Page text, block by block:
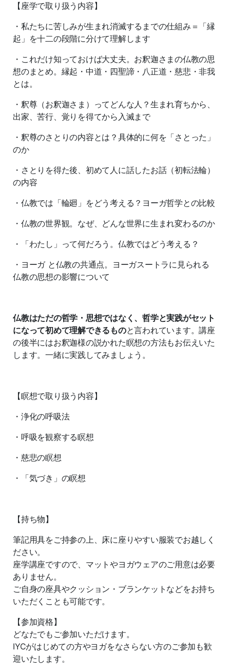
【座学で取り扱う内容】
・私たちに苦しみが生まれ消滅するまでの仕組み＝「縁
起」を十二の段階に分けて理解します
・これだけ知っておけば大丈夫。お釈迦さまの仏教の思
想のまとめ。縁起・中道・四聖諦・八正道・慈悲・非我
とは。
・釈尊（お釈迦さま）ってどんな人？生まれ育ちから、
出家、苦行、覚りを得てから入滅まで
・釈尊のさとりの内容とは？具体的に何を「さとった」
のか
・さとりを得た後、初めて人に話したお話（初転法輪）
の内容
・仏教では「輪廻」をどう考える？ヨーガ哲学との比較
・仏教の世界観。なぜ、どんな世界に生まれ変わるのか
・「わたし」って何だろう。仏教ではどう考える？
・ヨーガ と仏教の共通点。ヨーガスートラに見られる
仏教の思想の影響について
仏教はただの哲学・思想ではなく、哲学と実践がセット
になって初めて理解できるものと言われています。講座
の後半にはお釈迦様の説かれた瞑想の方法もお伝えいた
します。一緒に実践してみましょう。
【瞑想で取り扱う内容】
・浄化の呼吸法
・呼吸を観察する瞑想
・慈悲の瞑想
・「気づき」の瞑想
【持ち物】
筆記用具をご持参の上、床に座りやすい服装でお越しく
ださい。
座学講座ですので、マットやヨガウェアのご用意は必要
ありません。
ご自身の座具やクッション・ブランケットなどをお持ち
いただくことも可能です。
【参加資格】
どなたでもご参加いただけます。
IYCがはじめての方やヨガをなさらない方のご参加も歓
迎いたします。